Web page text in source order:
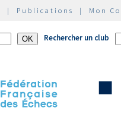
| Publications | Mon
Rechercher un club